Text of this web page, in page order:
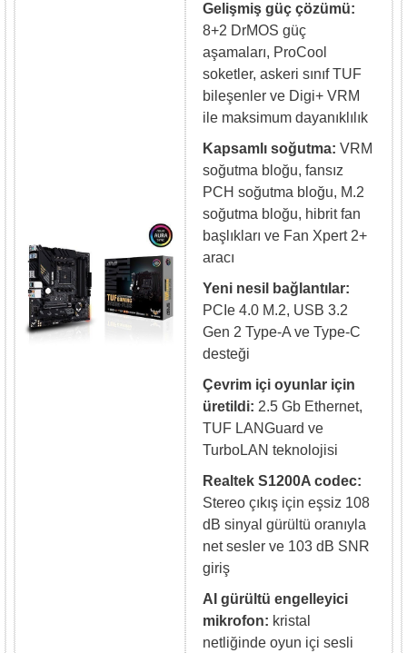
Gelişmiş güç çözümü:
8+2 DrMOS güç
aşamaları, ProCool
soketler, askeri sınıf TUF
bileşenler ve Digi+ VRM
ile maksimum dayanıklılık
Kapsamlı soğutma: VRM
soğutma bloğu, fansız
PCH soğutma bloğu, M.2
soğutma bloğu, hibrit fan
başlıkları ve Fan Xpert 2+
aracı
Yeni nesil bağlantılar:
PCIe 4.0 M.2, USB 3.2
Gen 2 Type-A ve Type-C
desteği
Çevrim içi oyunlar için
üretildi: 2.5 Gb Ethernet,
TUF LANGuard ve
TurboLAN teknolojisi
Realtek S1200A codec:
Stereo çıkış için eşsiz 108
dB sinyal gürültü oranıyla
net sesler ve 103 dB SNR
giriş
AI gürültü engelleyici
mikrofon: kristal
netliğinde oyun içi sesli